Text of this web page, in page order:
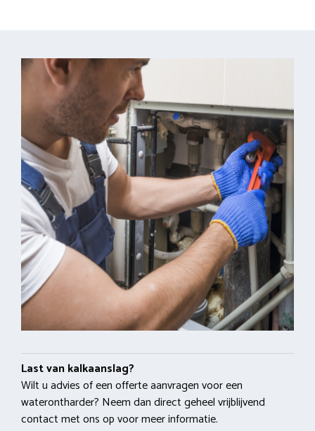
Last van kalkaanslag?
Wilt u advies of een offerte aanvragen voor een
waterontharder? Neem dan direct geheel vrijblijvend
contact met ons op voor meer informatie.